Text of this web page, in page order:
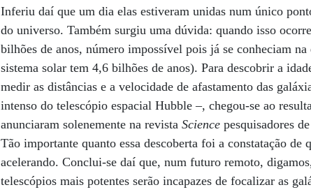
Inferiu daí que um dia elas estiveram unidas num único
do universo. Também surgiu uma dúvida: quando isso
bilhões de anos, número impossível pois já se conheciam
sistema solar tem 4,6 bilhões de anos). Para descobrir a
medir as distâncias e a velocidade de afastamento das
intenso do telescópio espacial Hubble –, chegou-se ao
anunciaram solenemente na revistaScience pesquisadores
Tão importante quanto essa descoberta foi a constatação de
acelerando. Conclui-se daí que, num futuro remoto,
telescópios mais potentes serão incapazes de focalizar as